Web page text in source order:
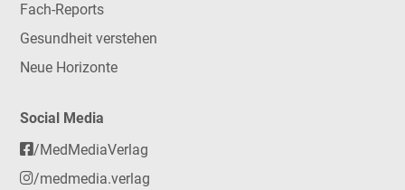
Fach-Reports
Gesundheit verstehen
Neue Horizonte
Social Media
/MedMediaVerlag
/medmedia.verlag